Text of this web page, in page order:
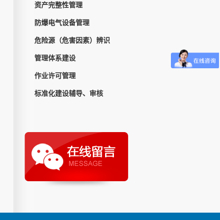
资产完整性管理
防爆电气设备管理
危险源（危害因素）辨识
管理体系建设
作业许可管理
标准化建设辅导、审核